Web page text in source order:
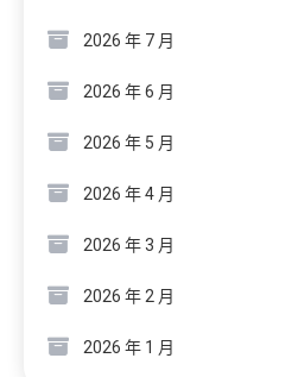
2026 年 7 月
2026 年 6 月
2026 年 5 月
2026 年 4 月
2026 年 3 月
2026 年 2 月
2026 年 1 月